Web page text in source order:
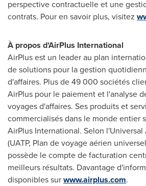
perspective contractuelle et une
contrats. Pour en savoir plus, visitez
À propos d'AirPlus International
AirPlus est un leader au plan
de solutions pour la gestion
d'affaires. Plus de 49 000 sociétés
AirPlus pour le paiement et l'analyse
voyages d'affaires. Ses produits et
commercialisés dans le monde entier
AirPlus International. Selon l'Universal
(UATP, Plan de voyage aérien
possède le compte de facturation
meilleurs résultats. Davantage
disponibles surwww.airplus.com.